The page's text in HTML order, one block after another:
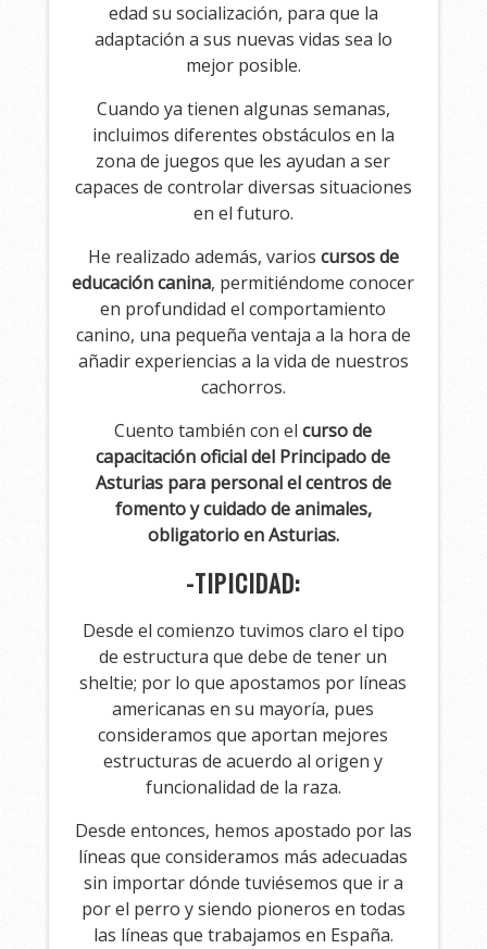
edad su socialización, para que la
adaptación a sus nuevas vidas sea lo
mejor posible.
Cuando ya tienen algunas semanas,
incluimos diferentes obstáculos en la
zona de juegos que les ayudan a ser
capaces de controlar diversas situaciones
en el futuro.
He realizado además, varios cursos de
educación canina, permitiéndome conocer
en profundidad el comportamiento
canino, una pequeña ventaja a la hora de
añadir experiencias a la vida de nuestros
cachorros.
Cuento también con elcurso de
capacitación oficial del Principado de
Asturias para personal el centros de
fomento y cuidado de animales,
obligatorio en Asturias.
-TIPICIDAD:
Desde el comienzo tuvimos claro el tipo
de estructura que debe de tener un
sheltie; por lo que apostamos por líneas
americanas en su mayoría, pues
consideramos que aportan mejores
estructuras de acuerdo al origen y
funcionalidad de la raza.
Desde entonces, hemos apostado por las
líneas que consideramos más adecuadas
sin importar dónde tuviésemos que ir a
por el perro y siendo pioneros en todas
las líneas que trabajamos en España.